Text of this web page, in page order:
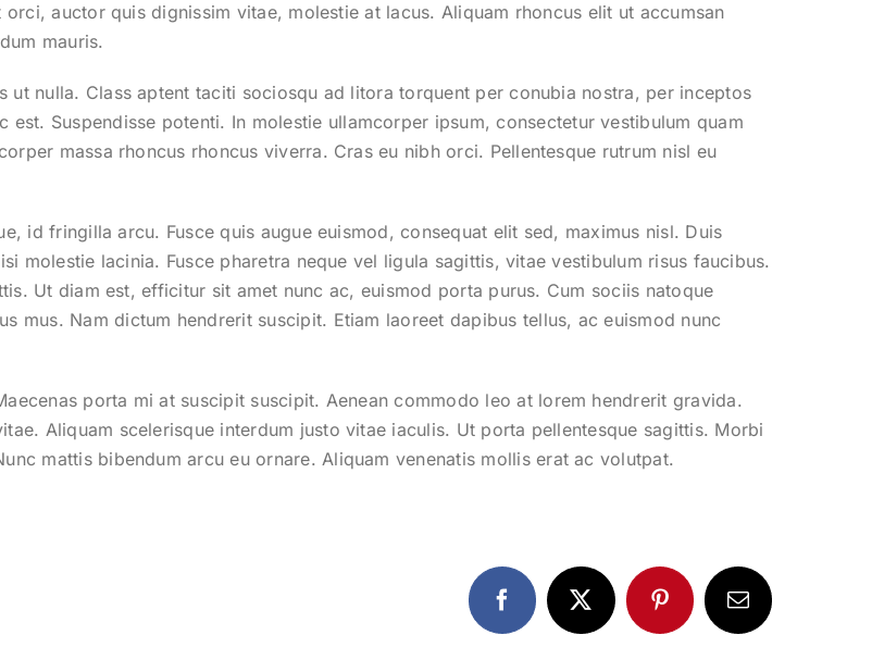
auctor quis dignissim vitae, molestie at lacus. Aliquam rhoncus elit ut accumsan
mauris.
ut nulla. Class aptent taciti sociosqu ad litora torquent per conubia nostra, per inceptos
est. Suspendisse potenti. In molestie ullamcorper ipsum, consectetur vestibulum quam
massa rhoncus rhoncus viverra. Cras eu nibh orci. Pellentesque rutrum nisl eu
id fringilla arcu. Fusce quis augue euismod, consequat elit sed, maximus nisl. Duis
molestie lacinia. Fusce pharetra neque vel ligula sagittis, vitae vestibulum risus faucibus.
Ut diam est, efficitur sit amet nunc ac, euismod porta purus. Cum sociis natoque
mus. Nam dictum hendrerit suscipit. Etiam laoreet dapibus tellus, ac euismod nunc
porta mi at suscipit suscipit. Aenean commodo leo at lorem hendrerit gravida.
Aliquam scelerisque interdum justo vitae iaculis. Ut porta pellentesque sagittis. Morbi
mattis bibendum arcu eu ornare. Aliquam venenatis mollis erat ac volutpat.